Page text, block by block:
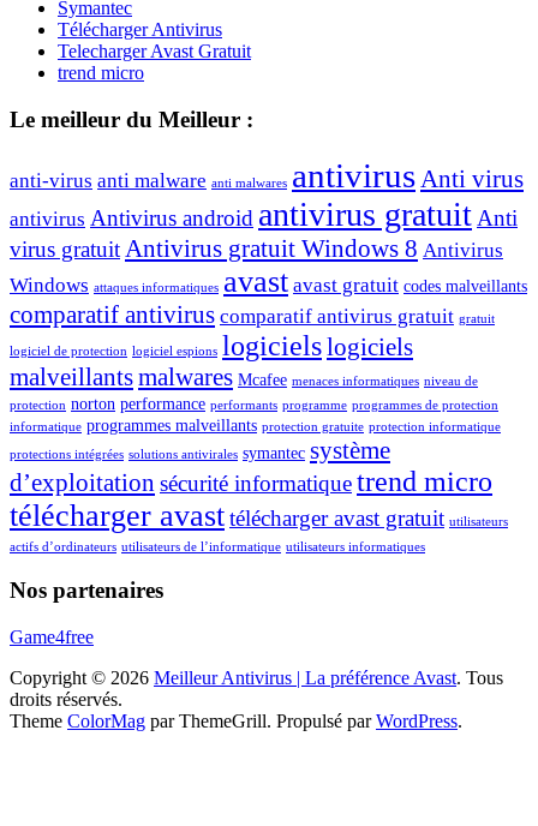
Symantec
Télécharger Antivirus
Telecharger Avast Gratuit
trend micro
Le meilleur du Meilleur :
anti-virus anti malware anti malwares antivirus Anti virus
antivirus Antivirus android antivirus gratuit Anti
virus gratuit Antivirus gratuit Windows 8 Antivirus
Windows attaques informatiques avast avast gratuit codes malveillants
comparatif antivirus comparatif antivirus gratuit gratuit
logiciel de protection logiciel espions logicielslogiciels
malveillantsmalwares Mcafee menaces informatiques niveau de
protection norton performance performants programme programmes de protection
informatique programmes malveillants protection gratuite protection informatique
protections intégrées solutions antivirales symantec système
d’exploitation sécurité informatiquetrend micro
télécharger avasttélécharger avast gratuit utilisateurs
actifs d’ordinateurs utilisateurs de l’informatique utilisateurs informatiques
Nos partenaires
Game4free
Copyright © 2026 Meilleur Antivirus | La préférence Avast. Tous
droits réservés.
Theme ColorMag par ThemeGrill. Propulsé parWordPress.